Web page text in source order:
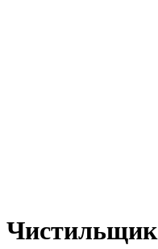
Чистильщик